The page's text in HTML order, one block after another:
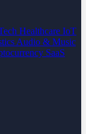
Healthcare IoT
Audio & Music
SaaS